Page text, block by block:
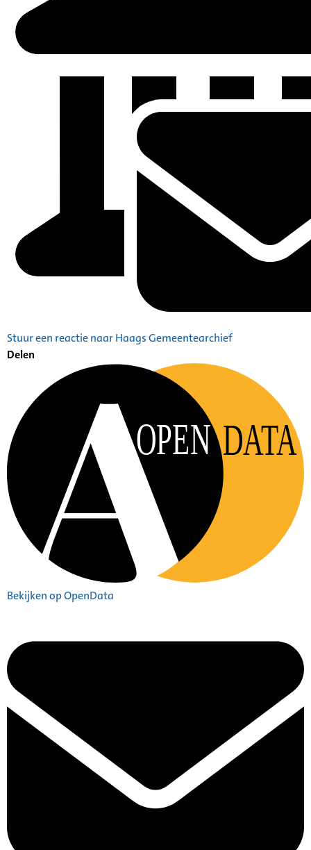
Stuur een reactie naar Haags Gemeentearchief
Delen
OPEN DATA
Bekijken op OpenData